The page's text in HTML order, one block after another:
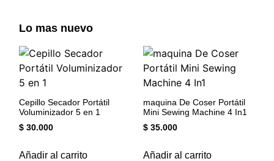
Lo mas nuevo
Cepillo Secador Portátil
Voluminizador 5 en 1
$ 30.000
Añadir al carrito
maquina De Coser Portátil
Mini Sewing Machine 4 In1
$ 35.000
Añadir al carrito